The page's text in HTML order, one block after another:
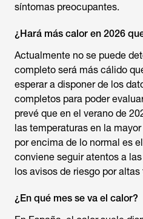
síntomas preocupantes.
¿Hará más calor en 2026
Actualmente no se puede
completo será más cálido
esperar a disponer de los
completos para poder
prevé que en el verano de
las temperaturas en la
por encima de lo normal es
conviene seguir atentos a
los avisos de riesgo por
¿En qué mes se va el calor?